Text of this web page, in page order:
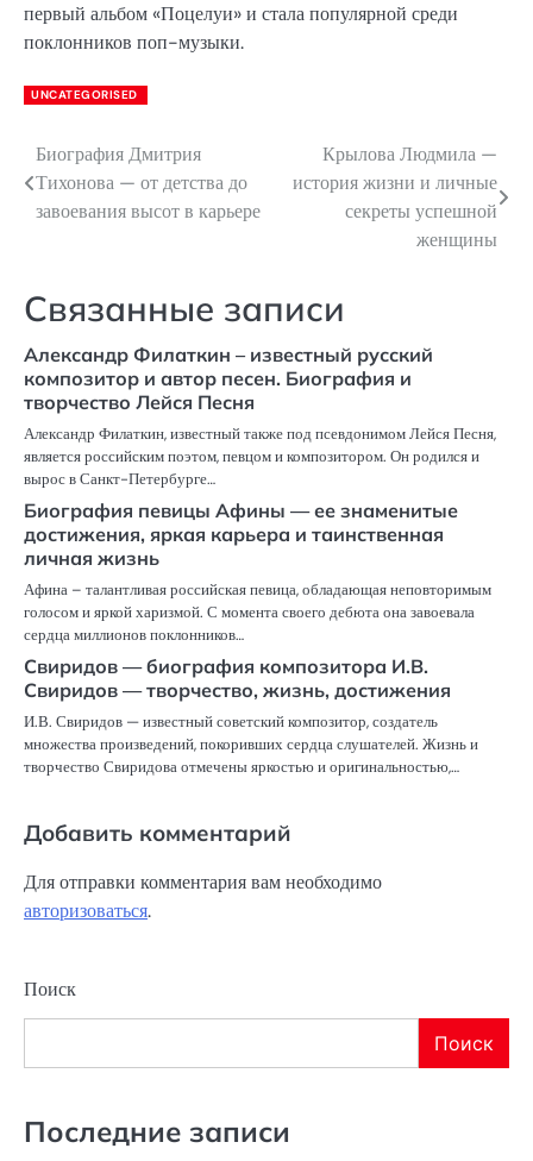
первый альбом «Поцелуи» и стала популярной среди
поклонников поп-музыки.
UNCATEGORISED
Навигация
по
Биография Дмитрия
Тихонова — от детства до
завоевания высот в карьере
Крылова Людмила —
история жизни и личные
секреты успешной
женщины
Связанные записи
Александр Филаткин – известный русский
композитор и автор песен. Биография и
творчество Лейся Песня
Александр Филаткин, известный также под псевдонимом Лейся Песня,
является российским поэтом, певцом и композитором. Он родился и
вырос в Санкт-Петербурге…
Биография певицы Афины — ее знаменитые
достижения, яркая карьера и таинственная
личная жизнь
Афина – талантливая российская певица, обладающая неповторимым
голосом и яркой харизмой. С момента своего дебюта она завоевала
сердца миллионов поклонников…
Свиридов — биография композитора И.В.
Свиридов — творчество, жизнь, достижения
И.В. Свиридов — известный советский композитор, создатель
множества произведений, покоривших сердца слушателей. Жизнь и
творчество Свиридова отмечены яркостью и оригинальностью,…
Добавить комментарий
Для отправки комментария вам необходимо
авторизоваться.
Поиск
Поиск
Последние записи